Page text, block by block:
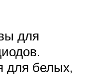
для
для белых,